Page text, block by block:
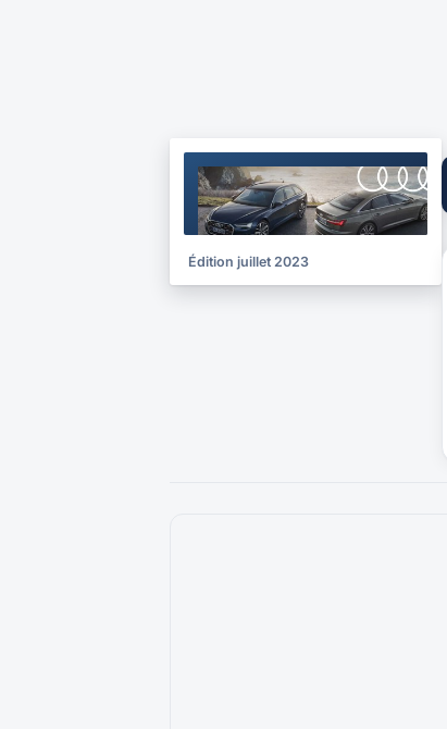
BROCHURE
2023
Édition juillet 2023